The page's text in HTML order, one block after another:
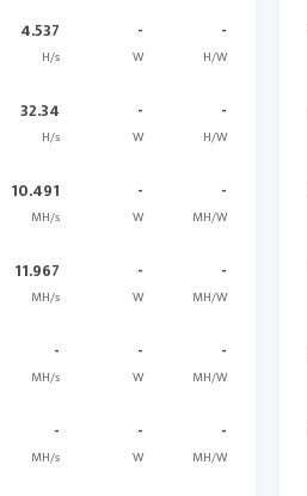
4.537
H/s
-
W
-
H/W
32.34
H/s
-
W
-
H/W
10.491
MH/s
-
W
-
MH/W
11.967
MH/s
-
W
-
MH/W
-
MH/s
-
W
-
MH/W
-
MH/s
-
W
-
MH/W